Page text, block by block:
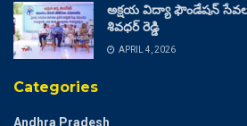
అక్షయ విద్యా ఫౌండేషన్
శివధర్ రెడ్డి
APRIL 4, 2026
Categories
Andhra Pradesh